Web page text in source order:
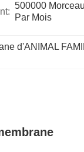
500000
Par Mois
d'ANIMAL